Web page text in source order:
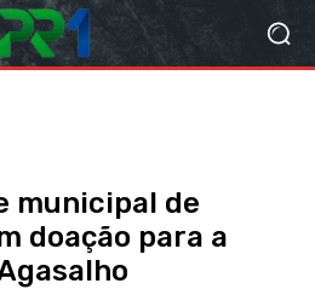
municipal de
doação para a